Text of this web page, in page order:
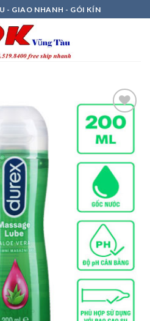
- GIAO NHANH - GÓI KÍN
Thêm
vào
Ưa
Thích